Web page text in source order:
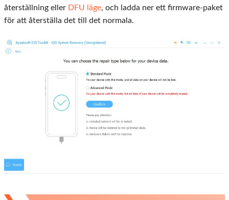
återställning eller DFU läge, och ladda ner ett firmware-paket
för att återställa det till det normala.